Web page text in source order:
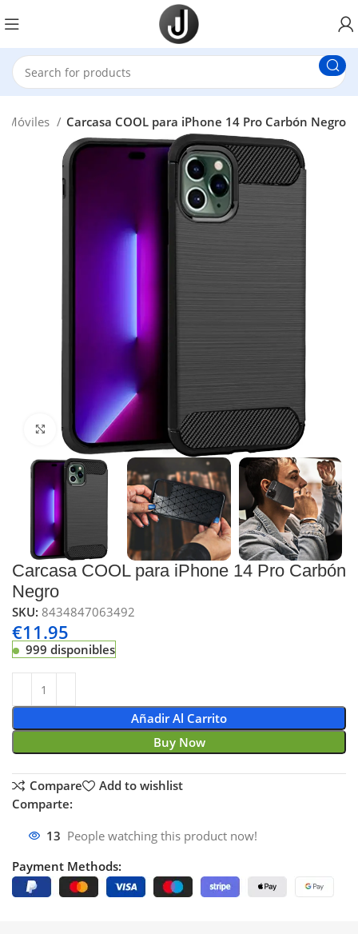
Móviles Carcasa COOL para iPhone 14 Pro Carbón Negro
Click to enlarge
Carcasa COOL para iPhone 14 Pro Carbón
Negro
SKU:8434847063492
€11.95
999 disponibles
Añadir Al Carrito
Buy Now
Compare
Add to wishlist
Comparte:
13 People watching this product now!
Payment Methods: